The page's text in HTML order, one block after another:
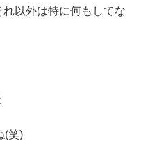
以外は特に何もしてな
(笑)